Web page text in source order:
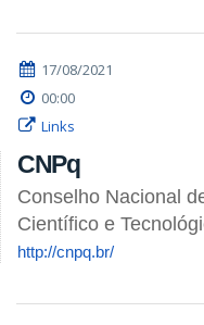
17/08/2021
00:00
Links
CNPq
Conselho Nacional
Científico e
http://cnpq.br/